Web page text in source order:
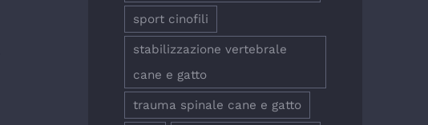
sport cinofili
stabilizzazione vertebrale
cane e gatto
trauma spinale cane e gatto